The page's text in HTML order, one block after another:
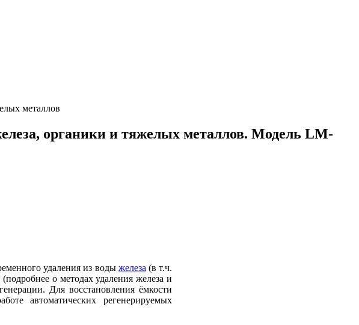
металлов
органики и тяжелых металлов. Модель LM-
удаления из воды железа (в т.ч.
о методах удаления железа и
Для восстановления ёмкости
автоматических регенерируемых